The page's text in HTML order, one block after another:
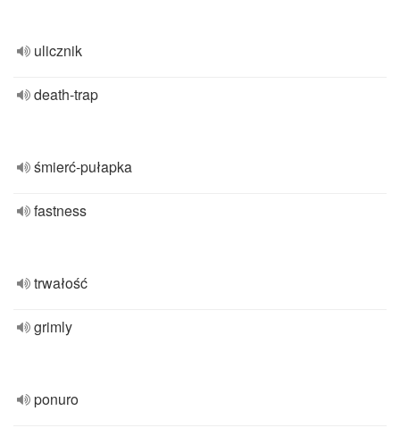
ulicznik
death-trap
śmierć-pułapka
fastness
trwałość
grimly
ponuro